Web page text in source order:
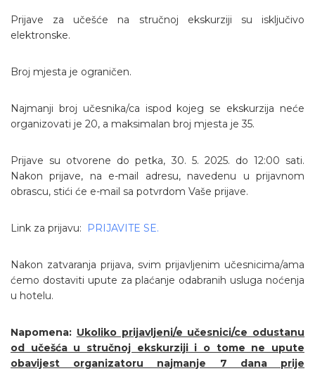
Prijave za učešće na stručnoj ekskurziji su isključivo
elektronske.
Broj mjesta je ograničen.
Najmanji broj učesnika/ca ispod kojeg se ekskurzija neće
organizovati je 20, a maksimalan broj mjesta je 35.
Prijave su otvorene do petka, 30. 5. 2025. do 12:00 sati.
Nakon prijave, na e-mail adresu, navedenu u prijavnom
obrascu, stići će e-mail sa potvrdom Vaše prijave.
Link za prijavu: PRIJAVITE SE.
Nakon zatvaranja prijava, svim prijavljenim učesnicima/ama
ćemo dostaviti upute za plaćanje odabranih usluga noćenja
u hotelu.
Napomena: Ukoliko prijavljeni/e učesnici/ce odustanu
od učešća u stručnoj ekskurziji i o tome ne upute
obavijest organizatoru najmanje 7 dana prije